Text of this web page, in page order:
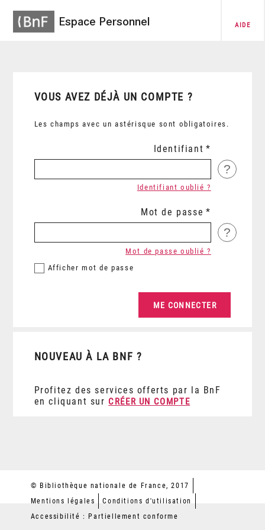
Espace Personnel AIDE
VOUS AVEZ DÉJÀ UN COMPTE ?
Les champs avec un astérisque sont obligatoires.
Identifiant
?
Identifiant oublié ?
Mot de passe
?
Afficher mot de passe
Mot de passe oublié ?
NOUVEAU À LA BNF ?
Profitez des services offerts par la BnF
en cliquant sur CRÉER UN COMPTE
© Bibliothèque nationale de France, 2017
Mentions légales
Conditions d'utilisation
Accessibilité : Partiellement conforme